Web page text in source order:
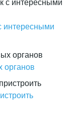
интересными
органов